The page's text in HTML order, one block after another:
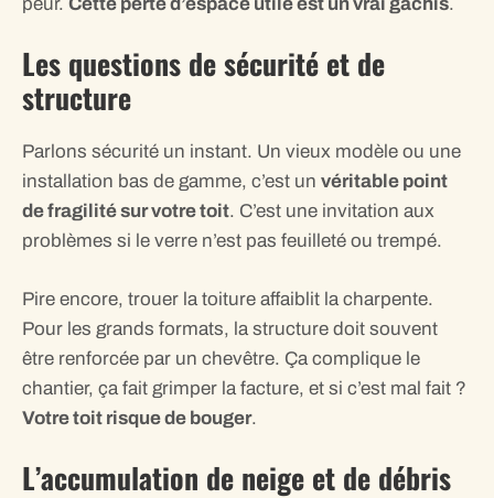
Les questions de sécurité et de
structure
Parlons sécurité un instant. Un vieux modèle ou une
installation bas de gamme, c’est un véritable point
de fragilité sur votre toit. C’est une invitation aux
problèmes si le verre n’est pas feuilleté ou trempé.
Pire encore, trouer la toiture affaiblit la charpente.
Pour les grands formats, la structure doit souvent
être renforcée par un chevêtre. Ça complique le
chantier, ça fait grimper la facture, et si c’est mal fait ?
Votre toit risque de bouger.
L’accumulation de neige et de débris